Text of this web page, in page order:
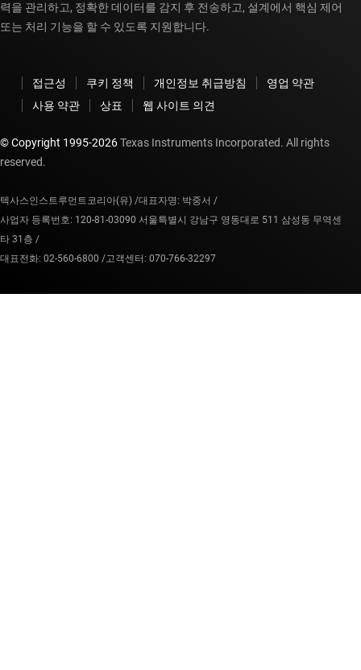
력을 관리하고, 정확한 데이터를 감지 후 전송하고, 설계에서 핵심 제어
또는 처리 기능을 할 수 있도록 지원합니다.
접근성 쿠키 정책 개인정보 취급방침
영업 약관
사용 약관
상표 웹 사이트 의견
© Copyright 1995-2026Texas Instruments Incorporated. All rights
reserved.
텍사스인스트루먼트코리아(유) /대표자명: 박중서 /
사업자 등록번호: 120-81-03090 서울특별시 강남구 영동대로 511 삼성동 무역센
타 31층 /
대표전화: 02-560-6800 /고객센터: 070-766-32297